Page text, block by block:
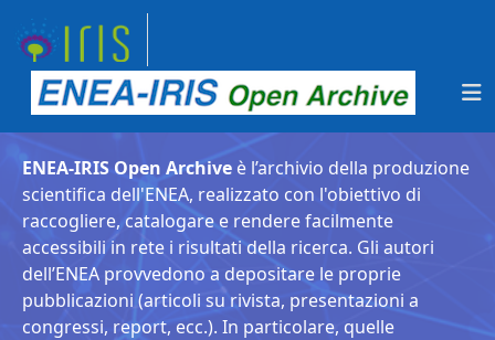
ENEA-IRIS Open Archive è l’archivio della produzione
scientifica dell'ENEA, realizzato con l'obiettivo di
raccogliere, catalogare e rendere facilmente
accessibili in rete i risultati della ricerca. Gli autori
dell’ENEA provvedono a depositare le proprie
pubblicazioni (articoli su rivista, presentazioni a
congressi, report, ecc.). In particolare, quelle